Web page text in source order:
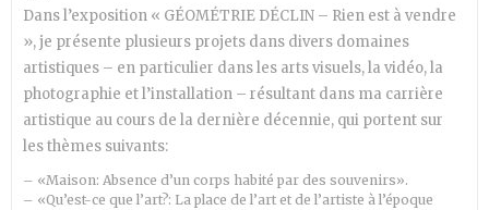
Dans l’exposition « GÉOMÉTRIE DÉCLIN – Rien est à vendre
», je présente plusieurs projets dans divers domaines
artistiques – en particulier dans les arts visuels, la vidéo, la
photographie et l’installation – résultant dans ma carrière
artistique au cours de la dernière décennie, qui portent sur
les thèmes suivants:
– «Maison: Absence d’un corps habité par des souvenirs».
– «Qu’est-ce que l’art?: La place de l’art et de l’artiste à l’époque